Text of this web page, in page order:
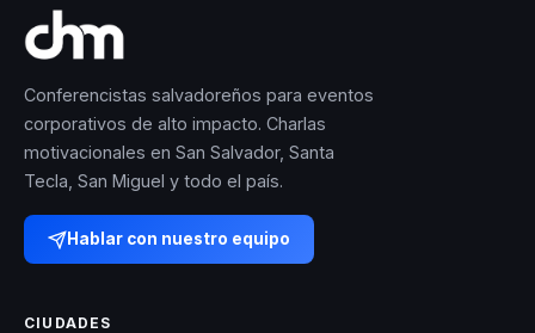
Conferencistas salvadoreños para eventos
corporativos de alto impacto. Charlas
motivacionales en San Salvador, Santa
Tecla, San Miguel y todo el país.
Hablar con nuestro equipo
CIUDADES